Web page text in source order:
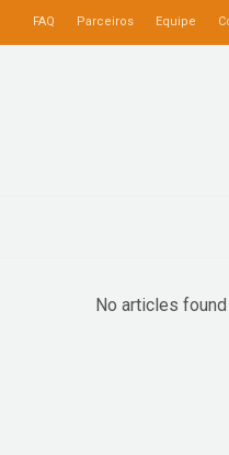
FAQ Parceiros Equipe
No articles